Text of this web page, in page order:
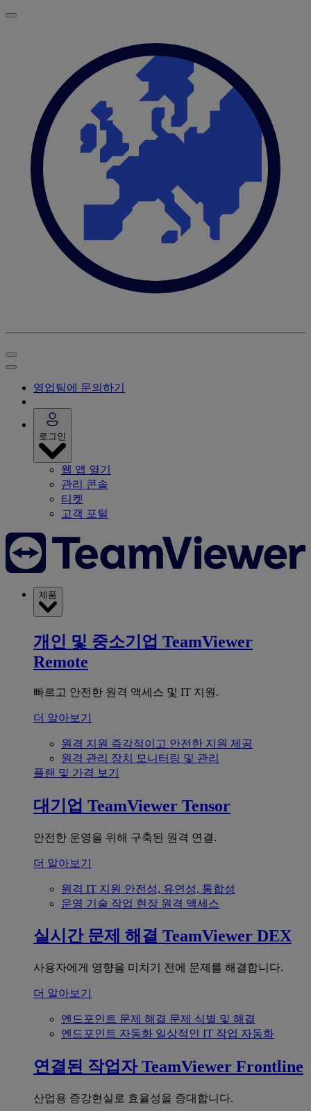
영업팀에 문의하기
로그인
웹 앱 열기
관리 콘솔
티켓
고객 포털
제품
개인 및 중소기업 TeamViewer
Remote
빠르고 안전한 원격 액세스 및 IT 지원.
더 알아보기
원격 지원 즉각적이고 안전한 지원 제공
원격 관리 장치 모니터링 및 관리
플랜 및 가격 보기
대기업 TeamViewer Tensor
안전한 운영을 위해 구축된 원격 연결.
더 알아보기
원격 IT 지원 안전성, 유연성, 통합성
운영 기술 작업 현장 원격 액세스
실시간 문제 해결 TeamViewer DEX
사용자에게 영향을 미치기 전에 문제를 해결합니다.
더 알아보기
엔드포인트 문제 해결 문제 식별 및 해결
엔드포인트 자동화 일상적인 IT 작업 자동화
연결된 작업자 TeamViewer Frontline
산업용 증강현실로 효율성을 증대합니다.